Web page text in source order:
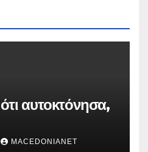
αυτοκτόνησα,
MACEDONIANET